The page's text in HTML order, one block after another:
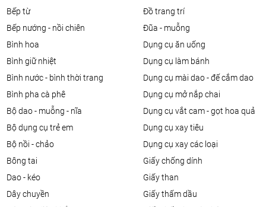
bếp từ
bếp nướng - nồi chiên
bình hoa
bình giữ nhiệt
bình nước - bình thời trang
bình pha cà phê
bộ dao - muỗng - nĩa
bộ dụng cụ trẻ em
bộ nồi - chảo
bông tai
dao - kéo
dây chuyền
đồ trang trí
đũa - muỗng
dụng cụ ăn uống
dụng cụ làm bánh
dụng cụ mài dao - đế cắm dao
dụng cụ mở nắp chai
dụng cụ vắt cam - gọt hoa quả
dụng cụ xay tiêu
dụng cụ xay các loại
giấy chống dính
giấy than
giấy thấm dầu